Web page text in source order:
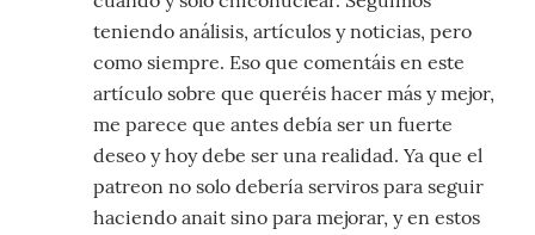
teniendo análisis, artículos y noticias, pero
como siempre. Eso que comentáis en este
artículo sobre que queréis hacer más y mejor,
me parece que antes debía ser un fuerte
deseo y hoy debe ser una realidad. Ya que el
patreon no solo debería serviros para seguir
haciendo anait sino para mejorar, y en estos